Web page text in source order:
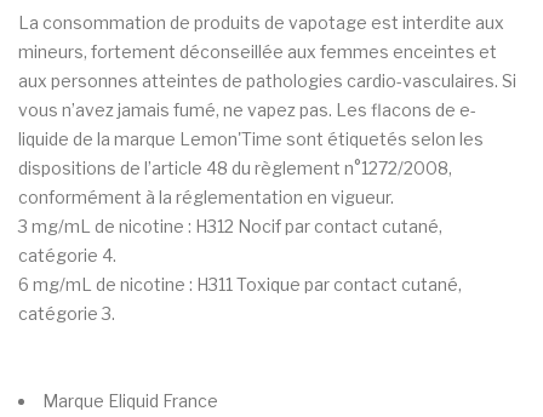
La consommation de produits de vapotage est interdite aux
mineurs, fortement déconseillée aux femmes enceintes et
aux personnes atteintes de pathologies cardio-vasculaires. Si
vous n’avez jamais fumé, ne vapez pas. Les flacons de e-
liquide de la marque Lemon'Time sont étiquetés selon les
dispositions de l’article 48 du règlement n°1272/2008,
conformément à la réglementation en vigueur.
3 mg/mL de nicotine : H312 Nocif par contact cutané,
catégorie 4.
6 mg/mL de nicotine : H311 Toxique par contact cutané,
catégorie 3.
Marque Eliquid France